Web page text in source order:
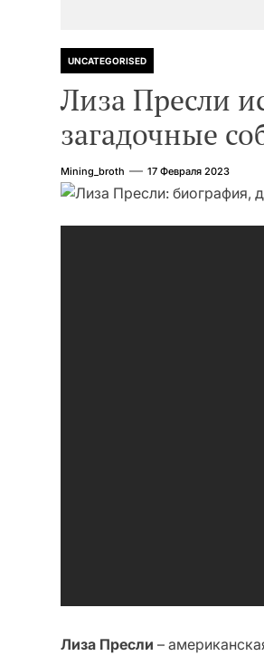
UNCATEGORISED
Лиза Пресли
загадочные
Mining_broth 17 Февраля 2023
Лиза Пресли –